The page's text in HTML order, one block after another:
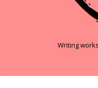
Writing